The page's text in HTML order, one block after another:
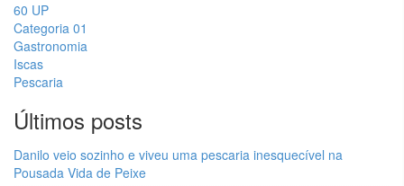
60 UP
Categoria 01
Gastronomia
Iscas
Pescaria
Últimos posts
Danilo veio sozinho e viveu uma pescaria inesquecível na
Pousada Vida de Peixe